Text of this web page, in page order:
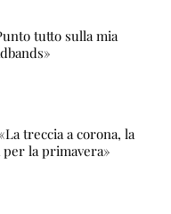
tutto sulla mia
treccia a corona, la
la primavera»